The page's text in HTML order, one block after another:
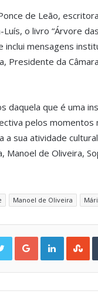
de Leão,
o livro “Árvore
inclui mensagens
Presidente da
daquela que é uma
pelos
sua atividade
Manoel de Oliveira,
Manoel de Oliveira
Twitter Google+ LinkedIn StumbleUpon